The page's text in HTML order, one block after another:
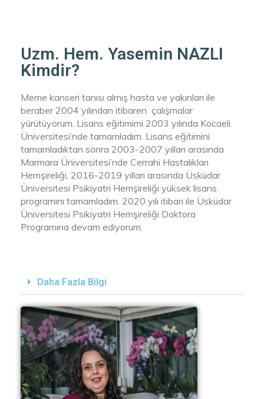
Uzm. Hem. Yasemin NAZLI
Kimdir?
Meme kanseri tanısı almış hasta ve yakınları ile
beraber 2004 yılından itibaren çalışmalar
yürütüyorum. Lisans eğitimimi 2003 yılında Kocaeli
Üniversitesi’nde tamamladım. Lisans eğitimini
tamamladıktan sonra 2003-2007 yılları arasında
Marmara Üniversitesi’nde Cerrahi Hastalıkları
Hemşireliği, 2016-2019 yılları arasında Üsküdar
Üniversitesi Psikiyatri Hemşireliği yüksek lisans
programını tamamladım. 2020 yılı itibari ile Üsküdar
Üniversitesi Psikiyatri Hemşireliği Doktora
Programına devam ediyorum.
Daha Fazla Bilgi